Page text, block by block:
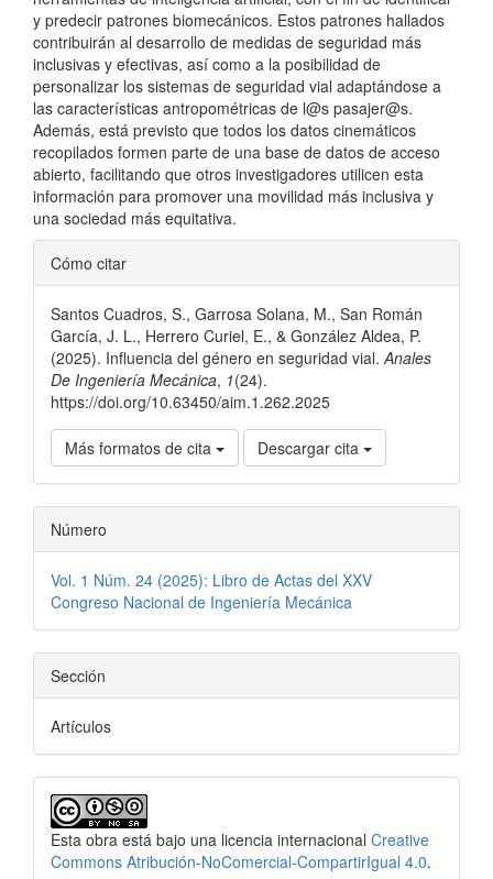
y predecir patrones biomecánicos. Estos patrones hallados
contribuirán al desarrollo de medidas de seguridad más
inclusivas y efectivas, así como a la posibilidad de
personalizar los sistemas de seguridad vial adaptándose a
las características antropométricas de l@s pasajer@s.
Además, está previsto que todos los datos cinemáticos
recopilados formen parte de una base de datos de acceso
abierto, facilitando que otros investigadores utilicen esta
información para promover una movilidad más inclusiva y
una sociedad más equitativa.
Detalles
del
artículo
Cómo citar
Santos Cuadros, S., Garrosa Solana, M., San Román
García, J. L., Herrero Curiel, E., & González Aldea, P.
(2025). Influencia del género en seguridad vial. Anales
De Ingeniería Mecánica, 1(24).
https://doi.org/10.63450/aim.1.262.2025
Más formatos de cita Descargar cita
Número
Vol. 1 Núm. 24 (2025): Libro de Actas del XXV
Congreso Nacional de Ingeniería Mecánica
Sección
Artículos
Esta obra está bajo una licencia internacional Creative
Commons Atribución-NoComercial-CompartirIgual 4.0.